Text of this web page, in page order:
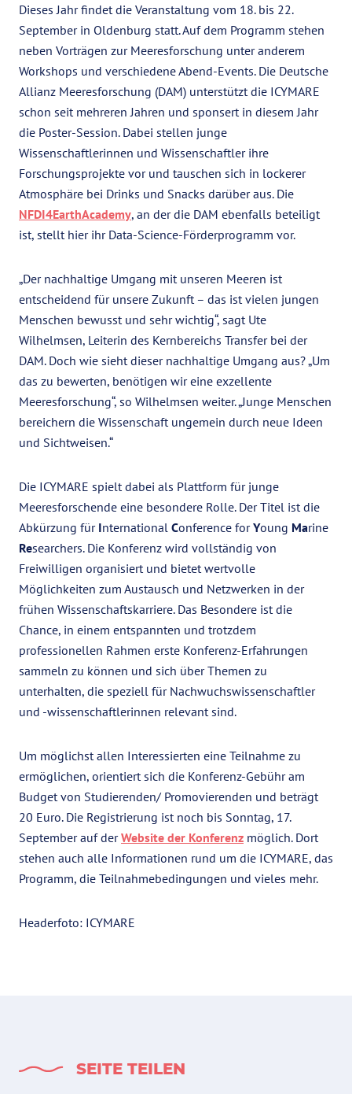
Dieses Jahr findet die Veranstaltung vom 18. bis 22.
September in Oldenburg statt. Auf dem Programm stehen
neben Vorträgen zur Meeresforschung unter anderem
Workshops und verschiedene Abend-Events. Die Deutsche
Allianz Meeresforschung (DAM) unterstützt die ICYMARE
schon seit mehreren Jahren und sponsert in diesem Jahr
die Poster-Session. Dabei stellen junge
Wissenschaftlerinnen und Wissenschaftler ihre
Forschungsprojekte vor und tauschen sich in lockerer
Atmosphäre bei Drinks und Snacks darüber aus. Die
NFDI4EarthAcademy, an der die DAM ebenfalls beteiligt
ist, stellt hier ihr Data-Science-Förderprogramm vor.
„Der nachhaltige Umgang mit unseren Meeren ist
entscheidend für unsere Zukunft – das ist vielen jungen
Menschen bewusst und sehr wichtig“, sagt Ute
Wilhelmsen, Leiterin des Kernbereichs Transfer bei der
DAM. Doch wie sieht dieser nachhaltige Umgang aus? „Um
das zu bewerten, benötigen wir eine exzellente
Meeresforschung“, so Wilhelmsen weiter. „Junge Menschen
bereichern die Wissenschaft ungemein durch neue Ideen
und Sichtweisen.“
Die ICYMARE spielt dabei als Plattform für junge
Meeresforschende eine besondere Rolle. Der Titel ist die
Abkürzung für International Conference forYoung Marine
Researchers. Die Konferenz wird vollständig von
Freiwilligen organisiert und bietet wertvolle
Möglichkeiten zum Austausch und Netzwerken in der
frühen Wissenschaftskarriere. Das Besondere ist die
Chance, in einem entspannten und trotzdem
professionellen Rahmen erste Konferenz-Erfahrungen
sammeln zu können und sich über Themen zu
unterhalten, die speziell für Nachwuchswissenschaftler
und -wissenschaftlerinnen relevant sind.
Um möglichst allen Interessierten eine Teilnahme zu
ermöglichen, orientiert sich die Konferenz-Gebühr am
Budget von Studierenden/ Promovierenden und beträgt
20 Euro. Die Registrierung ist noch bis Sonntag, 17.
September auf derWebsite der Konferenz möglich. Dort
stehen auch alle Informationen rund um die ICYMARE, das
Programm, die Teilnahmebedingungen und vieles mehr.
Headerfoto: ICYMARE
SEITE TEILEN